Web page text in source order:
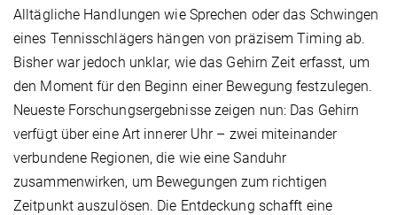
Alltägliche Handlungen wie Sprechen oder das Schwingen
eines Tennisschlägers hängen von präzisem Timing ab.
Bisher war jedoch unklar, wie das Gehirn Zeit erfasst, um
den Moment für den Beginn einer Bewegung festzulegen.
Neueste Forschungsergebnisse zeigen nun: Das Gehirn
verfügt über eine Art innerer Uhr – zwei miteinander
verbundene Regionen, die wie eine Sanduhr
zusammenwirken, um Bewegungen zum richtigen
Zeitpunkt auszulösen. Die Entdeckung schafft eine